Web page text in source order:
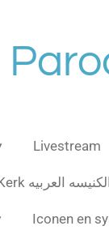
Livestream
Arabische Kerk الكنيسه العربيه
Iconen en